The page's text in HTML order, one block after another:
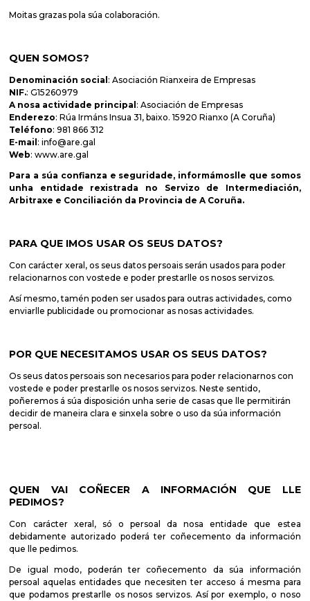
Moitas grazas pola súa colaboración.
QUEN SOMOS?
Denominación social : Asociación Rianxeira de Empresas
NIF.: G15260979
A nosa actividade principal : Asociación de Empresas
Enderezo: Rúa Irmáns Insua 31, baixo. 15920 Rianxo (A Coruña)
Teléfono: 981 866 312
E-mail :info@are.gal
Web:www.are.gal
Para a súa confianza e seguridade, informámoslle que somos
unha entidade rexistrada no Servizo de Intermediación,
Arbitraxe e Conciliación da Provincia de A Coruña.
PARA QUE IMOS USAR OS SEUS DATOS?
Con carácter xeral, os seus datos persoais serán usados para poder
relacionarnos con vostede e poder prestarlle os nosos servizos.
Así mesmo, tamén poden ser usados para outras actividades, como
enviarlle publicidade ou promocionar as nosas actividades.
POR QUE NECESITAMOS USAR OS SEUS DATOS?
Os seus datos persoais son necesarios para poder relacionarnos con
vostede e poder prestarlle os nosos servizos. Neste sentido,
poñeremos á súa disposición unha serie de casas que lle permitirán
decidir de maneira clara e sinxela sobre o uso da súa información
persoal.
QUEN VAI COÑECER A INFORMACIÓN QUE LLE
PEDIMOS?
Con carácter xeral, só o persoal da nosa entidade que estea
debidamente autorizado poderá ter coñecemento da información
que lle pedimos.
De igual modo, poderán ter coñecemento da súa información
persoal aquelas entidades que necesiten ter acceso á mesma para
que podamos prestarlle os nosos servizos. Así por exemplo, o noso